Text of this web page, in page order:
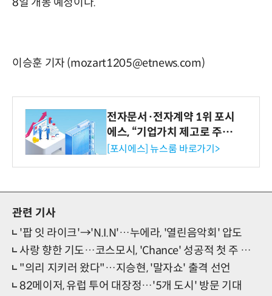
이승훈 기자 (mozart1205@etnews.com)
전자문서·전자계약 1위 포시
에스, “기업가치 제고로 주주
환원 강화” 계획 공시
[포시에스] 뉴스룸 바로가기>
관련 기사
'팝 잇 라이크'→'N.I.N'…누에라, '열린음악회' 압도
사랑 향한 기도…코스모시, 'Chance' 성공적 첫 주 활동
"의리 지키러 왔다"…지승현, '말자쇼' 출격 선언
82메이저, 유럽 투어 대장정…'5개 도시' 방문 기대